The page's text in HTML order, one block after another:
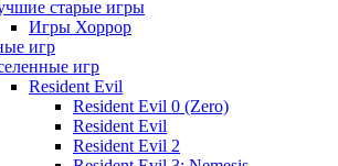
старые игры
Игры Хоррор
игр
игр
Resident Evil
Resident Evil 0 (Zero)
Resident Evil
Resident Evil 2